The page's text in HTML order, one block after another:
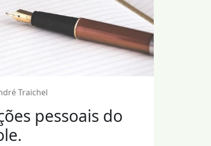
Traichel
pessoais do